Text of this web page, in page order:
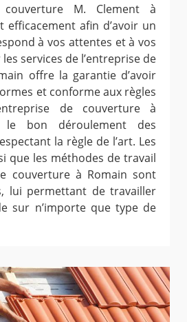
couverture M. Clement à
efficacement afin d’avoir un
à vos attentes et à vos
services de l’entreprise de
offre la garantie d’avoir
et conforme aux règles
de couverture à
le bon déroulement des
la règle de l’art. Les
que les méthodes de travail
couverture à Romain sont
lui permettant de travailler
sur n’importe que type de